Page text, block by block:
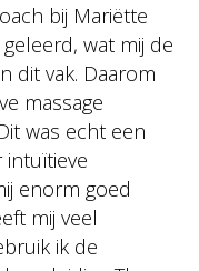
bij Mariëtte
wat mij de
dit vak. Daarom
massage
was echt een
intuïtieve
enorm goed
mij veel
ik de